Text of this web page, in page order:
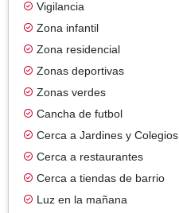
Vigilancia
Zona infantil
Zona residencial
Zonas deportivas
Zonas verdes
Cancha de futbol
Cerca a Jardines y Colegios
Cerca a restaurantes
Cerca a tiendas de barrio
Luz en la mañana